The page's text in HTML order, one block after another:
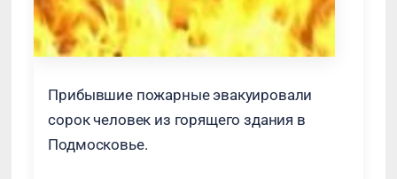
Прибывшие пожарные эвакуировали
сорок человек из горящего здания в
Подмосковье.